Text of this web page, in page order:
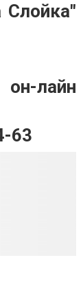
Слойка"
он-лайн
63